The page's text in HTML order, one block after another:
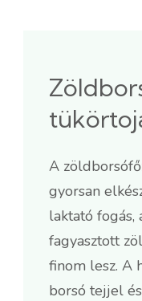
A
gyorsan
laktató fogás,
fagyasztott
finom lesz. A
borsó tejjel